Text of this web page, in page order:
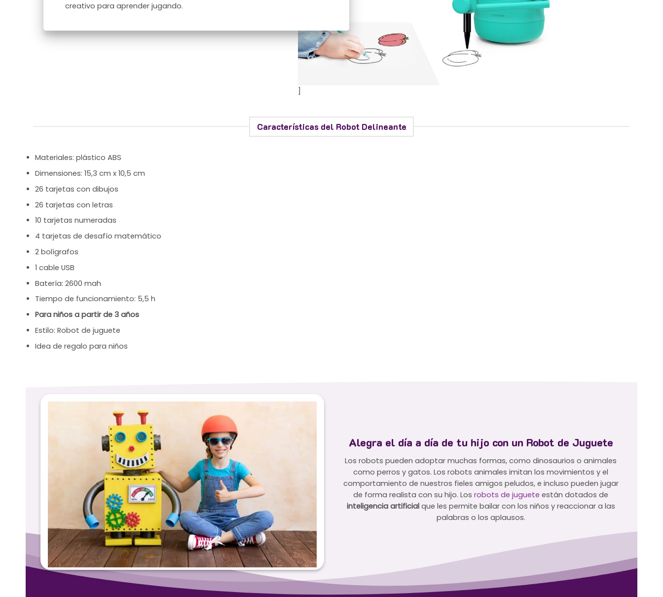
]
creativo para aprender jugando.
Características del Robot Delineante
Materiales: plástico ABS
Dimensiones: 15,3 cm x 10,5 cm
26 tarjetas con dibujos
26 tarjetas con letras
10 tarjetas numeradas
4 tarjetas de desafío matemático
2 bolígrafos
1 cable USB
Batería: 2600 mah
Tiempo de funcionamiento: 5,5 h
Para niños a partir de 3 años
Estilo: Robot de juguete
Idea de regalo para niños
Alegra el día a día de tu hijo con un Robot de Juguete
Los robots pueden adoptar muchas formas, como dinosaurios o animales
como perros y gatos. Los robots animales imitan los movimientos y el
comportamiento de nuestros fieles amigos peludos, e incluso pueden jugar
de forma realista con su hijo. Los robots de juguete están dotados de
inteligencia artificialque les permite bailar con los niños y reaccionar a las
palabras o los aplausos.